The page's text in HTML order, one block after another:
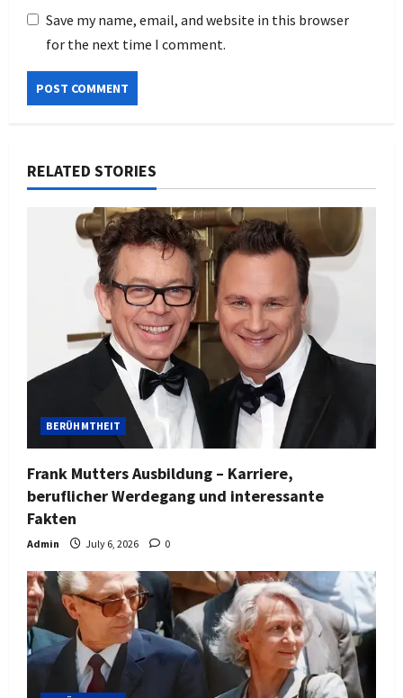
Save my name, email, and website in this browser
for the next time I comment.
RELATED STORIES
BERÜHMTHEIT
Frank Mutters Ausbildung – Karriere,
beruflicher Werdegang und interessante
Fakten
Admin July 6, 2026 0